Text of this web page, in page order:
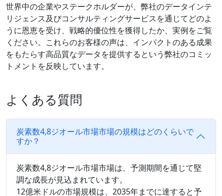
世界中の企業やステークホルダーが、弊社のデータインテ
リジェンス及びコンサルティングサービスを通じてどのよ
うに恩恵を受け、戦略的優位性を獲得したか、実例をご覧
ください。これらのお客様の声は、インパクトのある成果
をもたらす高品質なデータを提供するという弊社のコミッ
トメントを反映しています。
よくある質問
炭素数4,8ジオール市場市場の規模はどのくらいで
すか？
炭素数4,8ジオール市場市場は、予測期間を通じて堅
調な成長が見込まれています。
12億米ドルの市場規模は、2035年までに達すると予